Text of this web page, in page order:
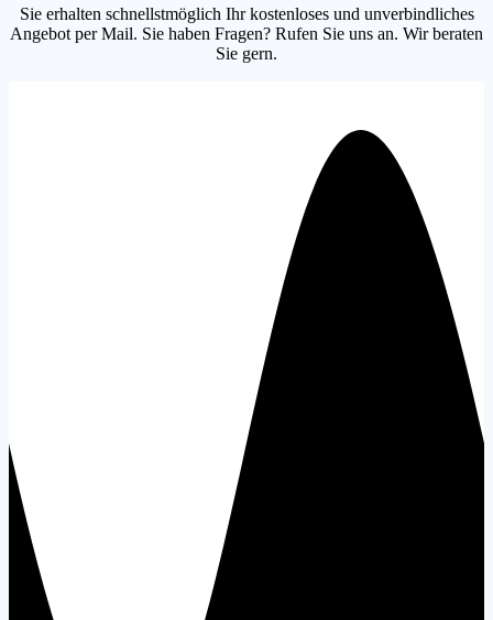
Sie erhalten schnellstmöglich Ihr kostenloses und unverbindliches
Angebot per Mail. Sie haben Fragen? Rufen Sie uns an. Wir beraten
Sie gern.